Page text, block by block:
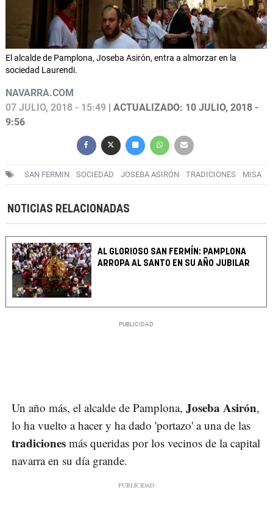
El alcalde de Pamplona, Joseba Asirón, entra a almorzar en la
sociedad Laurendi.
NAVARRA.COM
07 JULIO, 2018 - 15:49 | ACTUALIZADO: 10 JULIO, 2018 -
9:56
SAN FERMIN SOCIEDAD JOSEBA ASIRÓN TRADICIONES MISA
NOTICIAS RELACIONADAS
AL GLORIOSO SAN FERMÍN: PAMPLONA
ARROPA AL SANTO EN SU AÑO JUBILAR
Un año más, el alcalde de Pamplona, Joseba Asirón,
lo ha vuelto a hacer y ha dado 'portazo' a una de las
tradiciones más queridas por los vecinos de la capital
navarra en su día grande.